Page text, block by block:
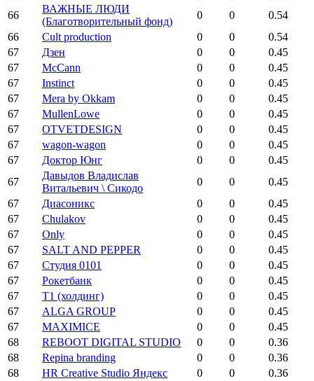
66
ВАЖНЫЕ ЛЮДИ
(Благотворительный фонд)
0 0
0.54
66
Cult production 0 0
0.54
67
Дзен 0 0
0.45
67
McCann 0 0
0.45
67
Instinct 0 0
0.45
67
Mera by Okkam 0 0
0.45
67
MullenLowe 0 0
0.45
67
OTVETDESIGN 0 0
0.45
67
wagon-wagon 0 0
0.45
67
Доктор Юнг 0 0
0.45
67
Давыдов Владислав
Витальевич \ Сикодо
0 0
0.45
67
Диасоникс 0 0
0.45
67
Chulakov 0 0
0.45
67
Only 0 0
0.45
67
SALT AND PEPPER 0 0
0.45
67
Студия 0101 0 0
0.45
67
Рокетбанк 0 0
0.45
67
Т1 (холдинг) 0 0
0.45
67
ALGA GROUP 0 0
0.45
67
MAXIMICE 0 0
0.45
68
REBOOT DIGITAL STUDIO 0 0
0.36
68
Repina branding 0 0
0.36
68
HR Creative Studio Яндекс 0 0
0.36